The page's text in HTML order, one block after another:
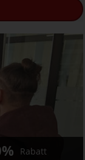
Rabatt